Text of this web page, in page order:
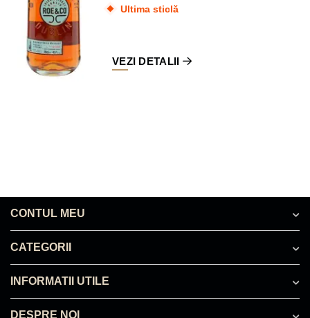
Ultima sticlă
VEZI DETALII
CONTUL MEU
CATEGORII
INFORMATII UTILE
DESPRE NOI